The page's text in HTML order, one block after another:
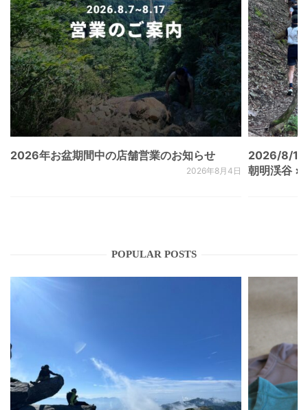
2026年お盆期間中の店舗営業のお知らせ
2026年8月4日
2026/8/
朝明渓谷 ×
POPULAR POSTS